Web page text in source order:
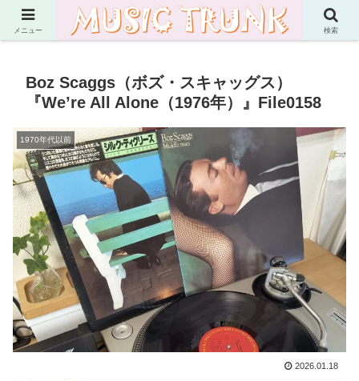
Martin's Music Essay
Boz Scaggs（ボズ・スキャッグス）
『We’re All Alone（1976年）』File0158
1970年代以前
2026.01.18
メニュー 検索